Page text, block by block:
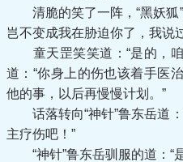
清脆的笑了一阵，“黑妖狐”
岂不变成我在胁迫你了，我说
童天罡笑笑道：“是的，咱
道：“你身上的伤也该着手医
他的事，以后再慢慢计划。”
话落转向“神针”鲁东岳道：
主疗伤吧！”
“神针”鲁东岳驯服的道：“